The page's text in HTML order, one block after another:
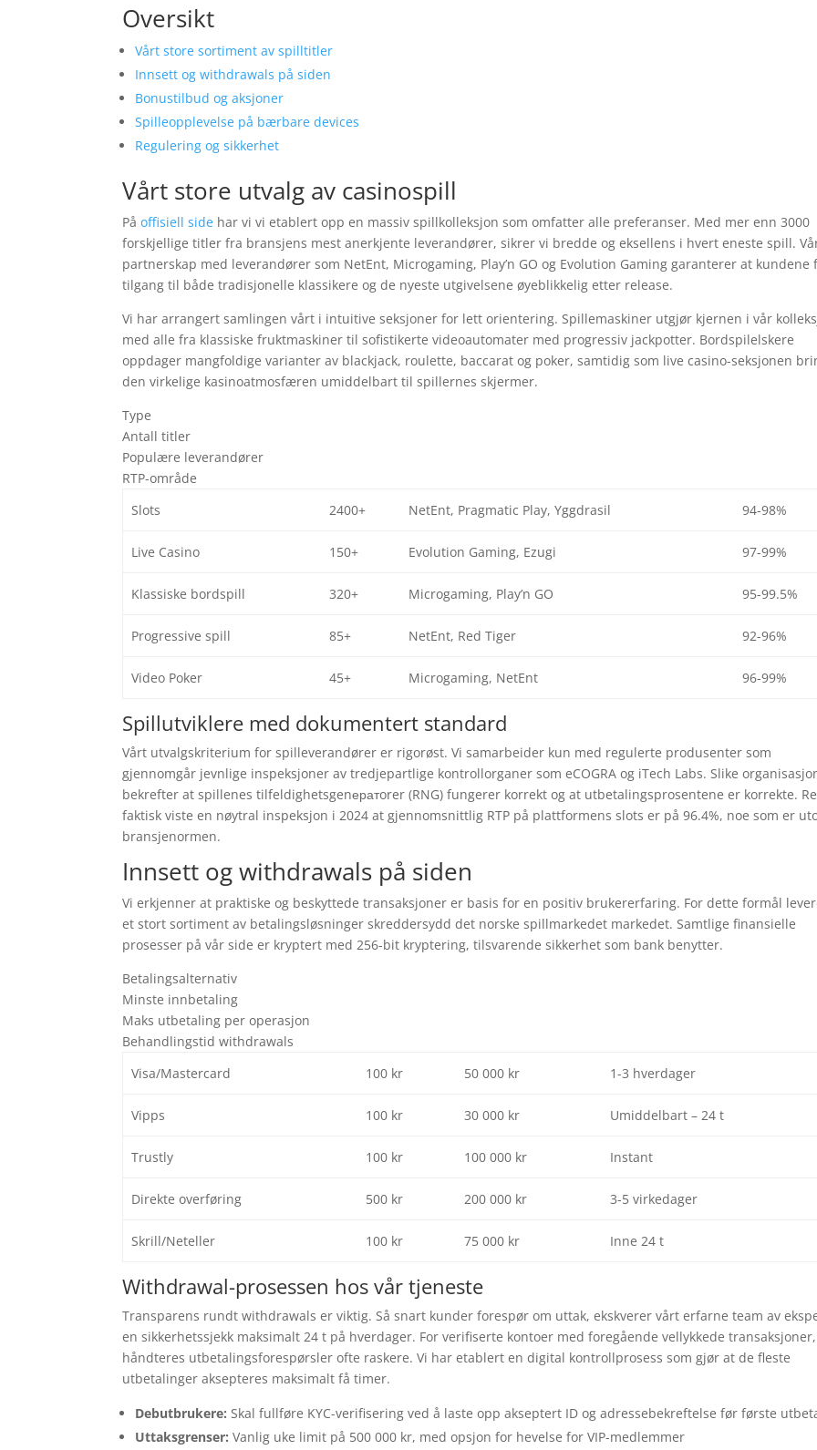
Oversikt
Vårt store sortiment av spilltitler
Innsett og withdrawals på siden
Bonustilbud og aksjoner
Spilleopplevelse på bærbare devices
Regulering og sikkerhet
Vårt store utvalg av casinospill
Påoffisiell side har vi vi etablert opp en massiv spillkolleksjon som omfatter alle preferanser. Med mer enn 3000
forskjellige titler fra bransjens mest anerkjente leverandører, sikrer vi bredde og eksellens i hvert eneste spill.
partnerskap med leverandører som NetEnt, Microgaming, Play’n GO og Evolution Gaming garanterer at kundene
tilgang til både tradisjonelle klassikere og de nyeste utgivelsene øyeblikkelig etter release.
Vi har arrangert samlingen vårt i intuitive seksjoner for lett orientering. Spillemaskiner utgjør kjernen i vår
med alle fra klassiske fruktmaskiner til sofistikerte videoautomater med progressiv jackpotter. Bordspilelskere
oppdager mangfoldige varianter av blackjack, roulette, baccarat og poker, samtidig som live casino-seksjonen
den virkelige kasinoatmosfæren umiddelbart til spillernes skjermer.
Type
Antall titler
Populære leverandører
RTP-område
Slots
2400+ NetEnt, Pragmatic Play, Yggdrasil 94-98%
Live Casino 150+ Evolution Gaming, Ezugi 97-99%
Klassiske bordspill 320+ Microgaming, Play’n GO 95-99.5%
Progressive spill 85+ NetEnt, Red Tiger 92-96%
Video Poker 45+ Microgaming, NetEnt 96-99%
Spillutviklere med dokumentert standard
Vårt utvalgskriterium for spilleverandører er rigorøst. Vi samarbeider kun med regulerte produsenter som
gjennomgår jevnlige inspeksjoner av tredjepartlige kontrollorganer som eCOGRA og iTech Labs. Slike
bekrefter at spillenes tilfeldighetsgenератorer (RNG) fungerer korrekt og at utbetalingsprosentene er korrekte.
faktisk viste en nøytral inspeksjon i 2024 at gjennomsnittlig RTP på plattformens slots er på 96.4%, noe som er
bransjenormen.
Innsett og withdrawals på siden
Vi erkjenner at praktiske og beskyttede transaksjoner er basis for en positiv brukererfaring. For dette formål
et stort sortiment av betalingsløsninger skreddersydd det norske spillmarkedet markedet. Samtlige finansielle
prosesser på vår side er kryptert med 256-bit kryptering, tilsvarende sikkerhet som bank benytter.
Betalingsalternativ
Minste innbetaling
Maks utbetaling per operasjon
Behandlingstid withdrawals
Visa/Mastercard
100 kr 50 000 kr 1-3 hverdager
Vipps 100 kr 30 000 kr Umiddelbart – 24 t
Trustly 100 kr 100 000 kr Instant
Direkte overføring 500 kr 200 000 kr 3-5 virkedager
Skrill/Neteller 100 kr 75 000 kr Inne 24 t
Withdrawal-prosessen hos vår tjeneste
Transparens rundt withdrawals er viktig. Så snart kunder forespør om uttak, ekskverer vårt erfarne team av
en sikkerhetssjekk maksimalt 24 t på hverdager. For verifiserte kontoer med foregående vellykkede transaksjoner,
håndteres utbetalingsforespørsler ofte raskere. Vi har etablert en digital kontrollprosess som gjør at de fleste
utbetalinger aksepteres maksimalt få timer.
Debutbrukere: Skal fullføre KYC-verifisering ved å laste opp akseptert ID og adressebekreftelse før første
Uttaksgrenser: Vanlig uke limit på 500 000 kr, med opsjon for hevelse for VIP-medlemmer